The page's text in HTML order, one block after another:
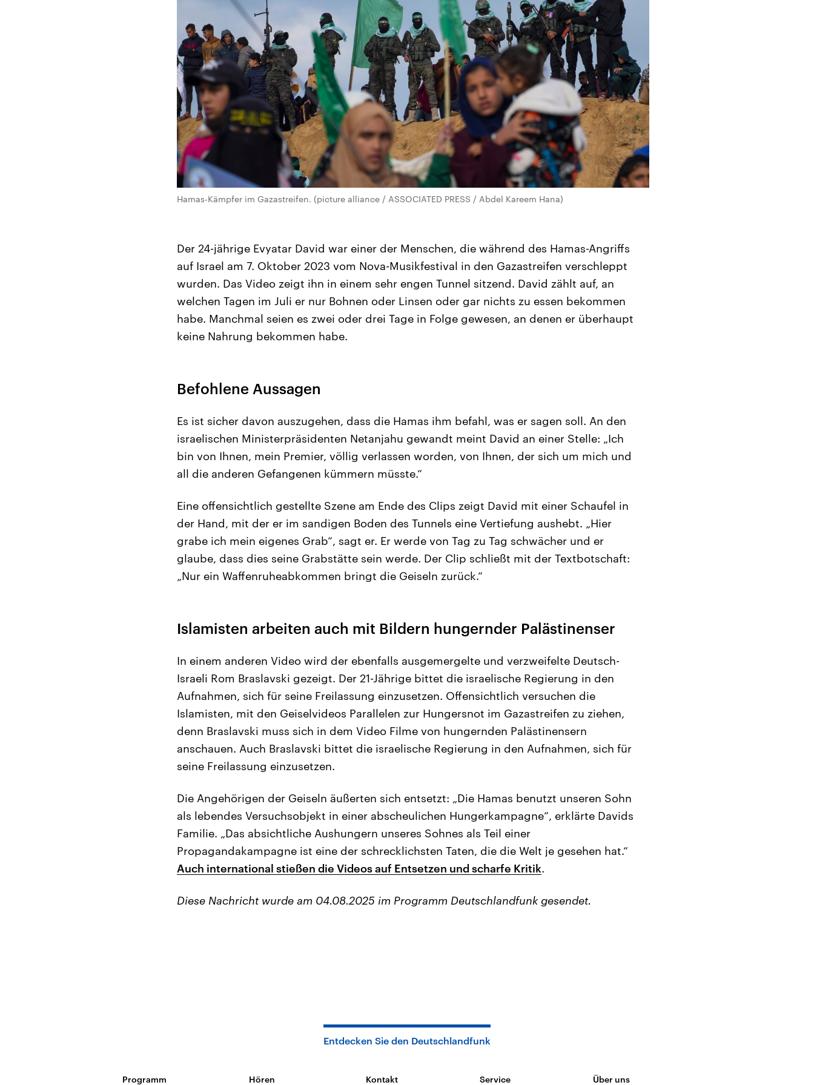
Hamas-Kämpfer im Gazastreifen. (picture alliance / ASSOCIATED PRESS / Abdel Kareem Hana)
Der 24-jährige Evyatar David war einer der Menschen, die während des Hamas-Angriffs
auf Israel am 7. Oktober 2023 vom Nova-Musikfestival in den Gazastreifen verschleppt
wurden. Das Video zeigt ihn in einem sehr engen Tunnel sitzend. David zählt auf, an
welchen Tagen im Juli er nur Bohnen oder Linsen oder gar nichts zu essen bekommen
habe. Manchmal seien es zwei oder drei Tage in Folge gewesen, an denen er überhaupt
keine Nahrung bekommen habe.
Befohlene Aussagen
Es ist sicher davon auszugehen, dass die Hamas ihm befahl, was er sagen soll. An den
israelischen Ministerpräsidenten Netanjahu gewandt meint David an einer Stelle: „Ich
bin von Ihnen, mein Premier, völlig verlassen worden, von Ihnen, der sich um mich und
all die anderen Gefangenen kümmern müsste.“
Eine offensichtlich gestellte Szene am Ende des Clips zeigt David mit einer Schaufel in
der Hand, mit der er im sandigen Boden des Tunnels eine Vertiefung aushebt. „Hier
grabe ich mein eigenes Grab“, sagt er. Er werde von Tag zu Tag schwächer und er
glaube, dass dies seine Grabstätte sein werde. Der Clip schließt mit der Textbotschaft:
„Nur ein Waffenruheabkommen bringt die Geiseln zurück.“
Islamisten arbeiten auch mit Bildern hungernder Palästinenser
In einem anderen Video wird der ebenfalls ausgemergelte und verzweifelte Deutsch-
Israeli Rom Braslavski gezeigt. Der 21-Jährige bittet die israelische Regierung in den
Aufnahmen, sich für seine Freilassung einzusetzen. Offensichtlich versuchen die
Islamisten, mit den Geiselvideos Parallelen zur Hungersnot im Gazastreifen zu ziehen,
denn Braslavski muss sich in dem Video Filme von hungernden Palästinensern
anschauen. Auch Braslavski bittet die israelische Regierung in den Aufnahmen, sich für
seine Freilassung einzusetzen.
Die Angehörigen der Geiseln äußerten sich entsetzt: „Die Hamas benutzt unseren Sohn
als lebendes Versuchsobjekt in einer abscheulichen Hungerkampagne“, erklärte Davids
Familie. „Das absichtliche Aushungern unseres Sohnes als Teil einer
Propagandakampagne ist eine der schrecklichsten Taten, die die Welt je gesehen hat.“
Auch international stießen die Videos auf Entsetzen und scharfe Kritik.
Diese Nachricht wurde am 04.08.2025 im Programm Deutschlandfunk gesendet.
Entdecken Sie den Deutschlandfunk
Programm Hören Kontakt Service Über uns